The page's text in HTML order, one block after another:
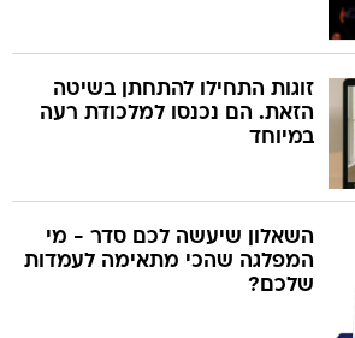
זוגות התחילו להתחתן בשיטה
הזאת. הם נכנסו למלכודת רעה
במיוחד
השאלון שיעשה לכם סדר - מי
המפלגה שהכי מתאימה לעמדות
שלכם?